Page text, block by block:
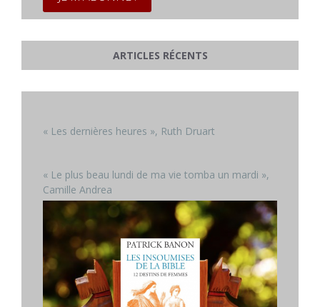
ARTICLES RÉCENTS
« Les dernières heures », Ruth Druart
« Le plus beau lundi de ma vie tomba un mardi »,
Camille Andrea